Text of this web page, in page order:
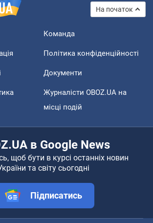
На початок
Команда
Політика конфіденційності
Документи
Журналісти OBOZ.UA на
місці подій
в Google News
щоб бути в курсі останніх новин
та світу сьогодні
Підписатись